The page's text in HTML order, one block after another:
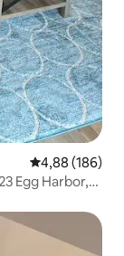
4,88 de uma
4,88 (186)